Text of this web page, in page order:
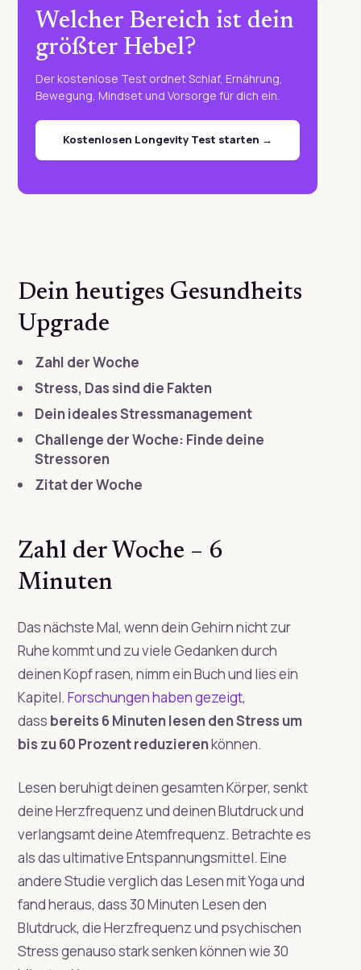
Welcher Bereich ist dein
größter Hebel?
Der kostenlose Test ordnet Schlaf, Ernährung,
Bewegung, Mindset und Vorsorge für dich ein.
Kostenlosen Longevity Test starten →
Dein heutiges Gesundheits
Upgrade
Zahl der Woche
Stress, Das sind die Fakten
Dein ideales Stressmanagement
Challenge der Woche: Finde deine
Stressoren
Zitat der Woche
Zahl der Woche – 6
Minuten
Das nächste Mal, wenn dein Gehirn nicht zur
Ruhe kommt und zu viele Gedanken durch
deinen Kopf rasen, nimm ein Buch und lies ein
Kapitel. Forschungen haben gezeigt,
dass bereits 6 Minuten lesen den Stress um
bis zu 60 Prozent reduzierenkönnen.
Lesen beruhigt deinen gesamten Körper, senkt
deine Herzfrequenz und deinen Blutdruck und
verlangsamt deine Atemfrequenz. Betrachte es
als das ultimative Entspannungsmittel. Eine
andere Studie verglich das Lesen mit Yoga und
fand heraus, dass 30 Minuten Lesen den
Blutdruck, die Herzfrequenz und psychischen
Stress genauso stark senken können wie 30